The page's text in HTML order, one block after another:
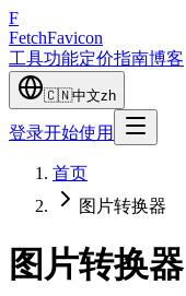
F
FetchFavicon
工具功能定价指南博客
🇨🇳中文zh
登录开始使用
首页
图片转换器
图片转换器